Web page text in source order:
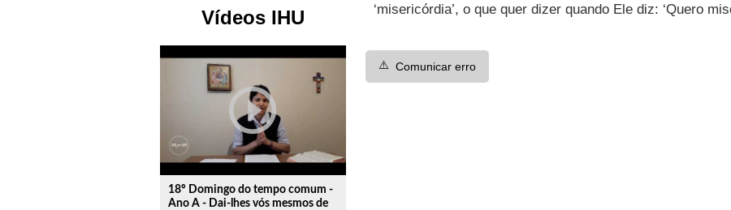
Vídeos IHU
play_circle_outline
18º Domingo do tempo comum -
Ano A - Dai-lhes vós mesmos de
‘misericórdia’, o que quer dizer quando Ele diz: ‘Quero
⚠️ Comunicar erro